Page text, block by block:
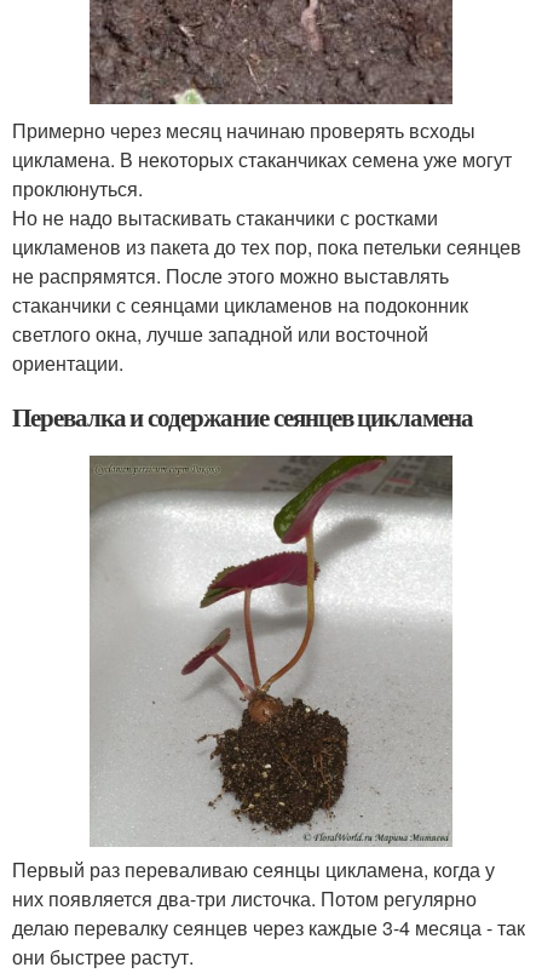
Примерно через месяц начинаю проверять всходы
цикламена. В некоторых стаканчиках семена уже могут
проклюнуться.
Но не надо вытаскивать стаканчики с ростками
цикламенов из пакета до тех пор, пока петельки сеянцев
не распрямятся. После этого можно выставлять
стаканчики с сеянцами цикламенов на подоконник
светлого окна, лучше западной или восточной
ориентации.
Перевалка и содержание сеянцев цикламена
Первый раз переваливаю сеянцы цикламена, когда у
них появляется два-три листочка. Потом регулярно
делаю перевалку сеянцев через каждые 3-4 месяца - так
они быстрее растут.